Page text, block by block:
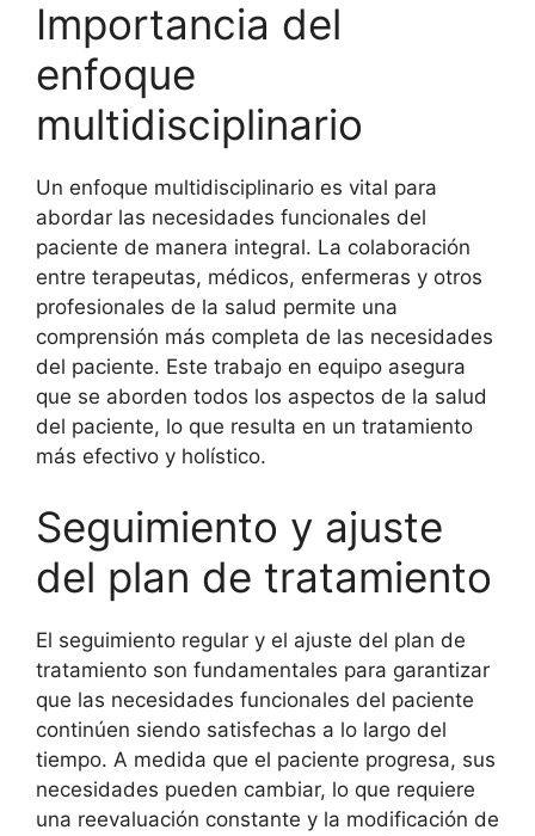
Importancia del
enfoque
multidisciplinario
Un enfoque multidisciplinario es vital para
abordar las necesidades funcionales del
paciente de manera integral. La colaboración
entre terapeutas, médicos, enfermeras y otros
profesionales de la salud permite una
comprensión más completa de las necesidades
del paciente. Este trabajo en equipo asegura
que se aborden todos los aspectos de la salud
del paciente, lo que resulta en un tratamiento
más efectivo y holístico.
Seguimiento y ajuste
del plan de tratamiento
El seguimiento regular y el ajuste del plan de
tratamiento son fundamentales para garantizar
que las necesidades funcionales del paciente
continúen siendo satisfechas a lo largo del
tiempo. A medida que el paciente progresa, sus
necesidades pueden cambiar, lo que requiere
una reevaluación constante y la modificación de